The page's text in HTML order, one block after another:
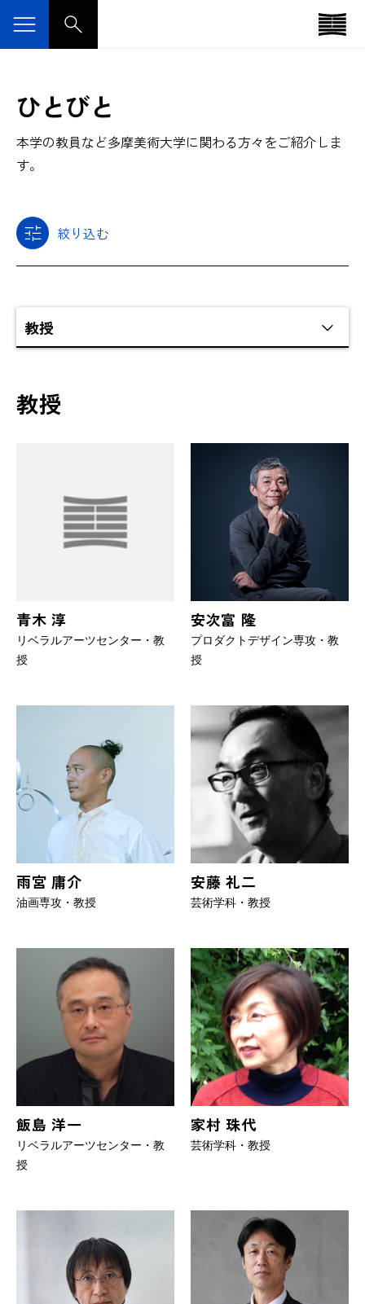
ひとびと
本学の教員など多摩美術大学に関わる方々をご紹介しま
す。
絞り込む
教授
青木 淳
リベラルアーツセンター・教
授
安次富 隆
プロダクトデザイン専攻・教
授
雨宮 庸介
油画専攻・教授
安藤 礼二
芸術学科・教授
飯島 洋一
リベラルアーツセンター・教
授
家村 珠代
芸術学科・教授